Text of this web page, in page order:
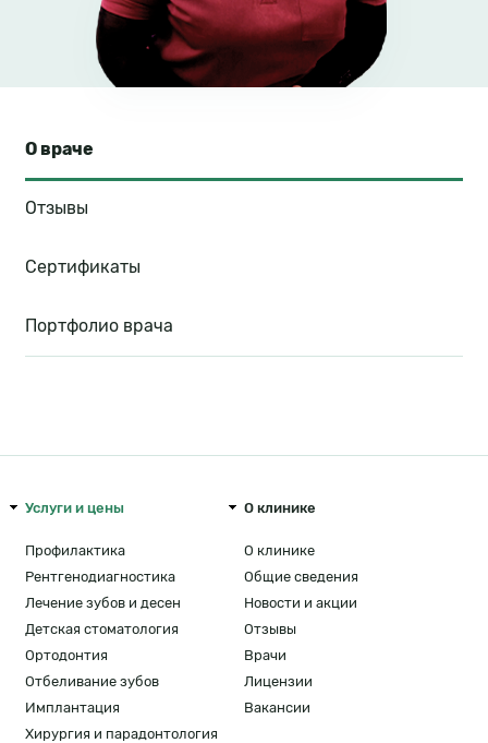
О враче
Отзывы
Сертификаты
Портфолио врача
Menu footer
Услуги и цены
Профилактика
Рентгенодиагностика
Лечение зубов и десен
Детская стоматология
Ортодонтия
Отбеливание зубов
Имплантация
Хирургия и парадонтология
О клинике
О клинике
Общие сведения
Новости и акции
Отзывы
Врачи
Лицензии
Вакансии